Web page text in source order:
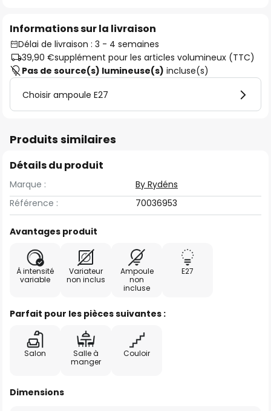
Informations sur la livraison
Délai de livraison : 3 - 4 semaines
39,90 €supplément pour les articles volumineux (TTC)
Pas de source(s) lumineuse(s) incluse(s)
Choisir ampoule E27
Produits similaires
Détails du produit
Marque :
By Rydéns
Référence :
70036953
Avantages produit
À intensité
variable
Variateur
non inclus
Ampoule
non
incluse
E27
Parfait pour les pièces suivantes :
Salon
Salle à
manger
Couloir
Dimensions